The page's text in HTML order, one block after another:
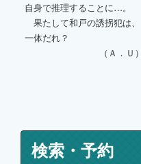
自身で推理することに…。
果たして和戸の誘拐犯は、
一体だれ？
（Ａ．Ｕ）
検索・予約